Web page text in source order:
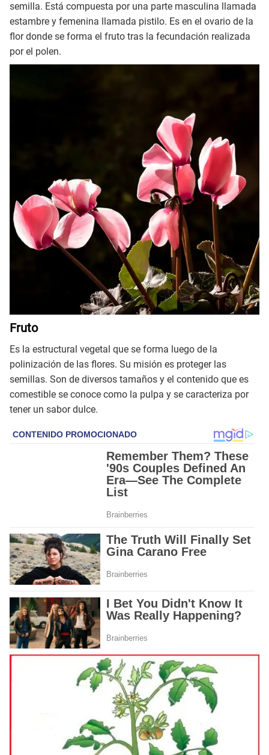
semilla. Está compuesta por una parte masculina llamada
estambre y femenina llamada pistilo. Es en el ovario de la
flor donde se forma el fruto tras la fecundación realizada
por el polen.
Fruto
Es la estructural vegetal que se forma luego de la
polinización de las flores. Su misión es proteger las
semillas. Son de diversos tamaños y el contenido que es
comestible se conoce como la pulpa y se caracteriza por
tener un sabor dulce.